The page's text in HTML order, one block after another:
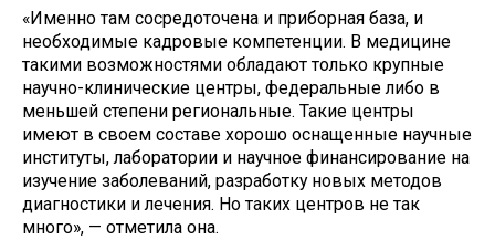
«Именно там сосредоточена и приборная база, и
необходимые кадровые компетенции. В медицине
такими возможностями обладают только крупные
научно-клинические центры, федеральные либо в
меньшей степени региональные. Такие центры
имеют в своем составе хорошо оснащенные научные
институты, лаборатории и научное финансирование на
изучение заболеваний, разработку новых методов
диагностики и лечения. Но таких центров не так
много», — отметила она.